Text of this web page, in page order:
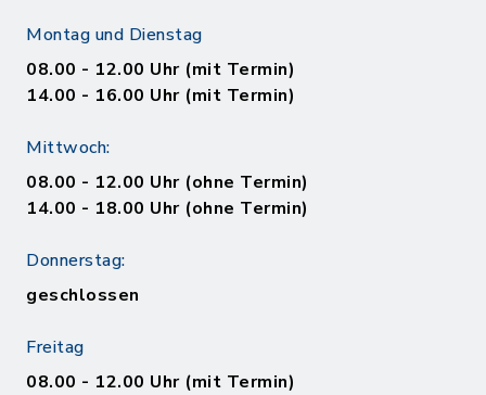
Montag und Dienstag
08.00 - 12.00 Uhr (mit Termin)
14.00 - 16.00 Uhr (mit Termin)
Mittwoch:
08.00 - 12.00 Uhr (ohne Termin)
14.00 - 18.00 Uhr (ohne Termin)
Donnerstag:
geschlossen
Freitag
08.00 - 12.00 Uhr (mit Termin)